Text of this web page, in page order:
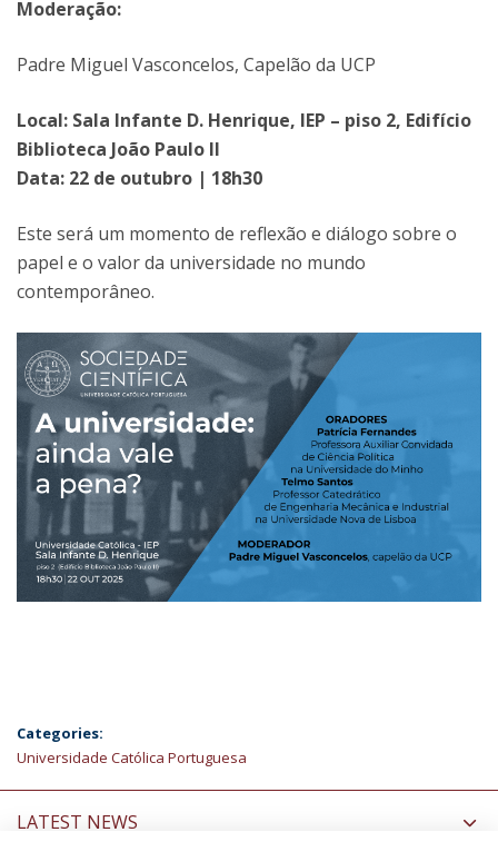
Moderação:
Padre Miguel Vasconcelos, Capelão da UCP
Local: Sala Infante D. Henrique, IEP – piso 2, Edifício
Biblioteca João Paulo II
Data: 22 de outubro | 18h30
Este será um momento de reflexão e diálogo sobre o
papel e o valor da universidade no mundo
contemporâneo.
Categories:
Universidade Católica Portuguesa
LATEST NEWS